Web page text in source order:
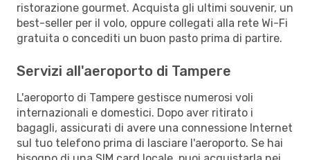
ristorazione gourmet. Acquista gli ultimi souvenir, un
best-seller per il volo, oppure collegati alla rete Wi-Fi
gratuita o concediti un buon pasto prima di partire.
Servizi all'aeroporto di Tampere
L'aeroporto di Tampere gestisce numerosi voli
internazionali e domestici. Dopo aver ritirato i
bagagli, assicurati di avere una connessione Internet
sul tuo telefono prima di lasciare l'aeroporto. Se hai